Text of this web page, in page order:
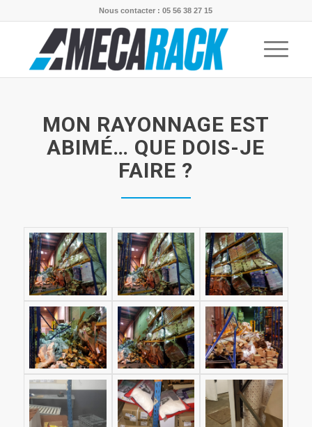
Nous contacter : 05 56 38 27 15
MON RAYONNAGE EST
ABIMÉ… QUE DOIS-JE
FAIRE ?